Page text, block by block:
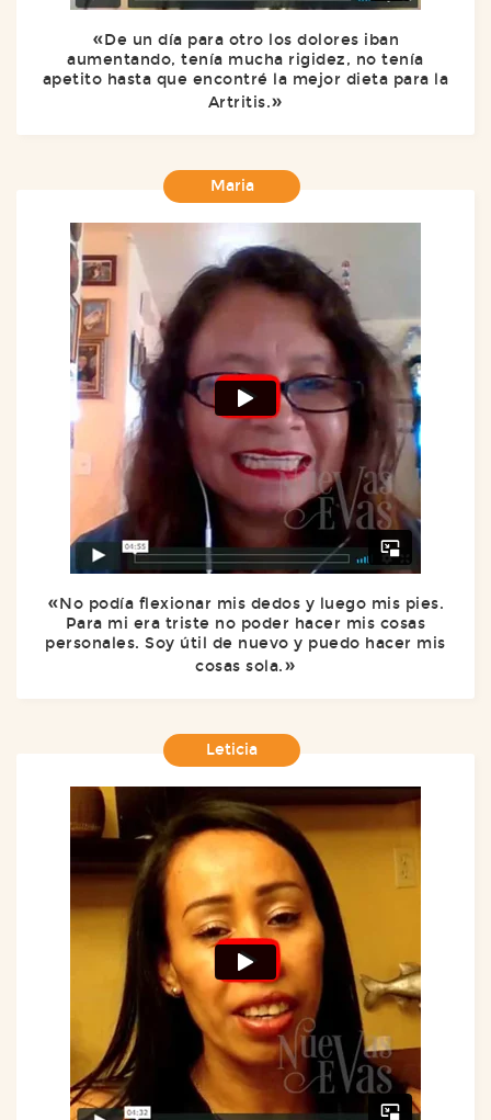
De un día para otro los dolores iban
aumentando, tenía mucha rigidez, no tenía
apetito hasta que encontré la mejor dieta para la
Artritis.
Maria
No podía flexionar mis dedos y luego mis pies.
Para mi era triste no poder hacer mis cosas
personales. Soy útil de nuevo y puedo hacer mis
cosas sola.
Leticia